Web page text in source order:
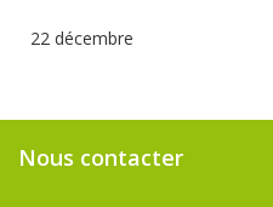
22 décembre
Nous contacter